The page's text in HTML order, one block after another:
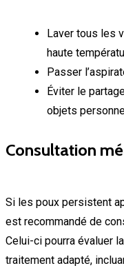
Laver tous les
haute
Passer
Éviter le
objets
Consultation
Si les poux persistent
est recommandé de
Celui-ci pourra évaluer
traitement adapté,